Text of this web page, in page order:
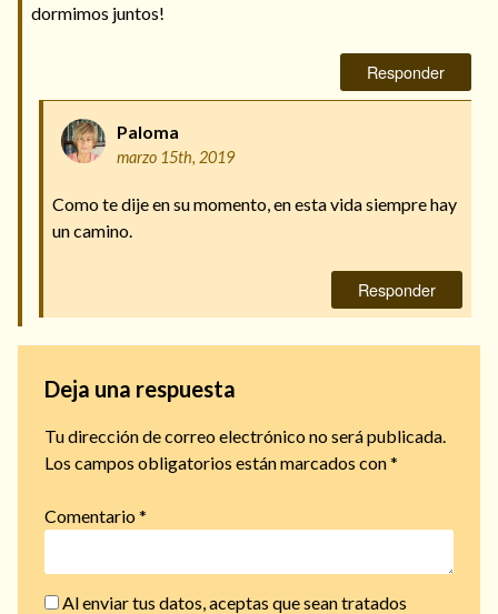
dormimos juntos!
Responder
Paloma
marzo 15th, 2019
Como te dije en su momento, en esta vida siempre hay
un camino.
Responder
Deja una respuesta
Tu dirección de correo electrónico no será publicada.
Los campos obligatorios están marcados con*
Comentario*
Al enviar tus datos, aceptas que sean tratados